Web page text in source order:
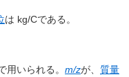
は kg/Cである。
用いられる。 m/zが、 質量